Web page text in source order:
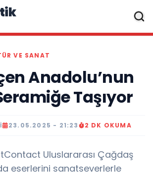
VE SANAT
Anadolu’nun
Taşıyor
23.05.2025 - 21:23 2 DK OKUMA
Uluslararası Çağdaş
eserlerini sanatseverlerle